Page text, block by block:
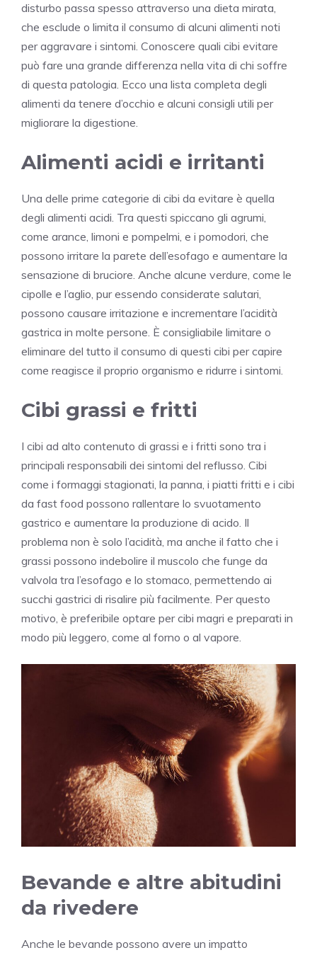
disturbo passa spesso attraverso una dieta mirata,
che esclude o limita il consumo di alcuni alimenti noti
per aggravare i sintomi. Conoscere quali cibi evitare
può fare una grande differenza nella vita di chi soffre
di questa patologia. Ecco una lista completa degli
alimenti da tenere d’occhio e alcuni consigli utili per
migliorare la digestione.
Alimenti acidi e irritanti
Una delle prime categorie di cibi da evitare è quella
degli alimenti acidi. Tra questi spiccano gli agrumi,
come arance, limoni e pompelmi, e i pomodori, che
possono irritare la parete dell’esofago e aumentare la
sensazione di bruciore. Anche alcune verdure, come le
cipolle e l’aglio, pur essendo considerate salutari,
possono causare irritazione e incrementare l’acidità
gastrica in molte persone. È consigliabile limitare o
eliminare del tutto il consumo di questi cibi per capire
come reagisce il proprio organismo e ridurre i sintomi.
Cibi grassi e fritti
I cibi ad alto contenuto di grassi e i fritti sono tra i
principali responsabili dei sintomi del reflusso. Cibi
come i formaggi stagionati, la panna, i piatti fritti e i cibi
da fast food possono rallentare lo svuotamento
gastrico e aumentare la produzione di acido. Il
problema non è solo l’acidità, ma anche il fatto che i
grassi possono indebolire il muscolo che funge da
valvola tra l’esofago e lo stomaco, permettendo ai
succhi gastrici di risalire più facilmente. Per questo
motivo, è preferibile optare per cibi magri e preparati in
modo più leggero, come al forno o al vapore.
Bevande e altre abitudini
da rivedere
Anche le bevande possono avere un impatto